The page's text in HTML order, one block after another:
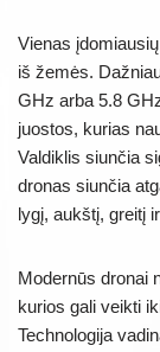
Vienas
iš žemės.
GHz arba 5.8
juostos, kurias
Valdiklis siunčia
dronas siunčia
lygį, aukštį, greitį
Modernūs dronai
kurios gali veikti
Technologija